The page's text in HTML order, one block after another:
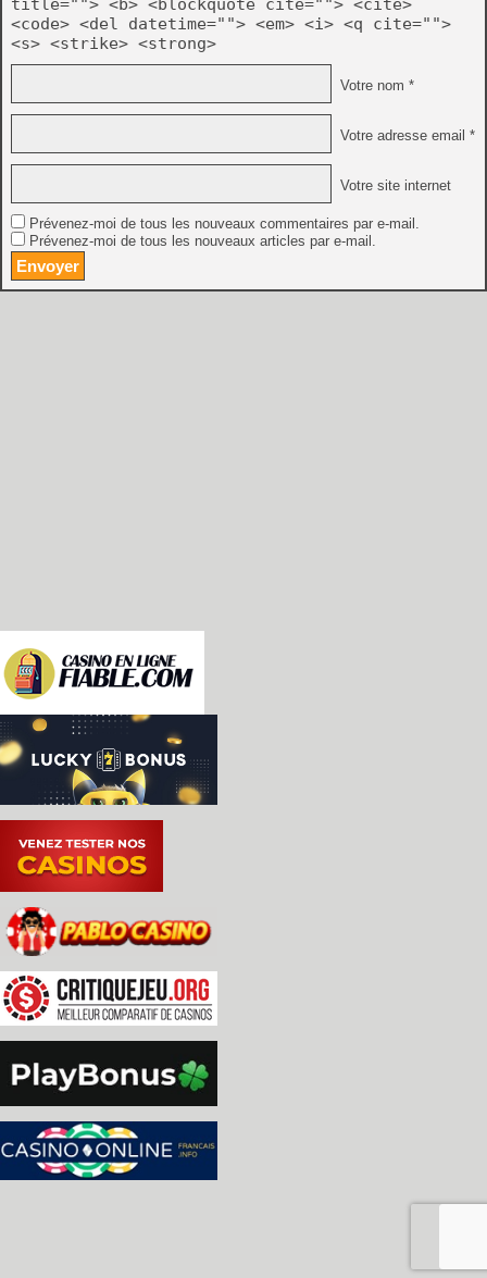
title=""> <b> <blockquote cite=""> <cite>
<code> <del datetime=""> <em> <i> <q cite="">
<s> <strike> <strong>
Votre nom *
Votre adresse email *
Votre site internet
Prévenez-moi de tous les nouveaux commentaires par e-mail.
Prévenez-moi de tous les nouveaux articles par e-mail.